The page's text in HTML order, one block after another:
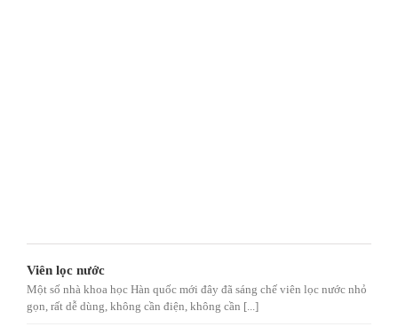
Viên lọc nước
Một số nhà khoa học Hàn quốc mới đây đã sáng chế viên lọc nước nhỏ
gọn, rất dễ dùng, không cần điện, không cần [...]